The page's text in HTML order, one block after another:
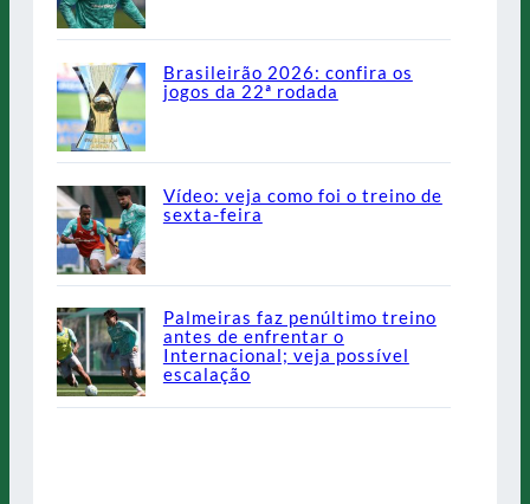
Brasileirão 2026: confira os
jogos da 22ª rodada
Vídeo: veja como foi o treino de
sexta-feira
Palmeiras faz penúltimo treino
antes de enfrentar o
Internacional; veja possível
escalação